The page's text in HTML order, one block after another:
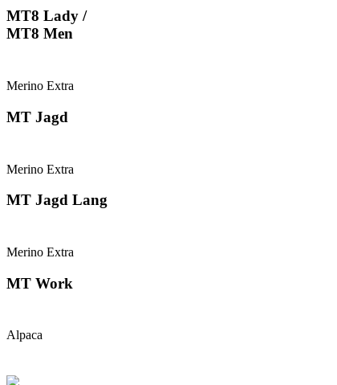
MT8 Lady /
MT8 Men
Merino Extra
MT Jagd
Merino Extra
MT Jagd Lang
Merino Extra
MT Work
Alpaca